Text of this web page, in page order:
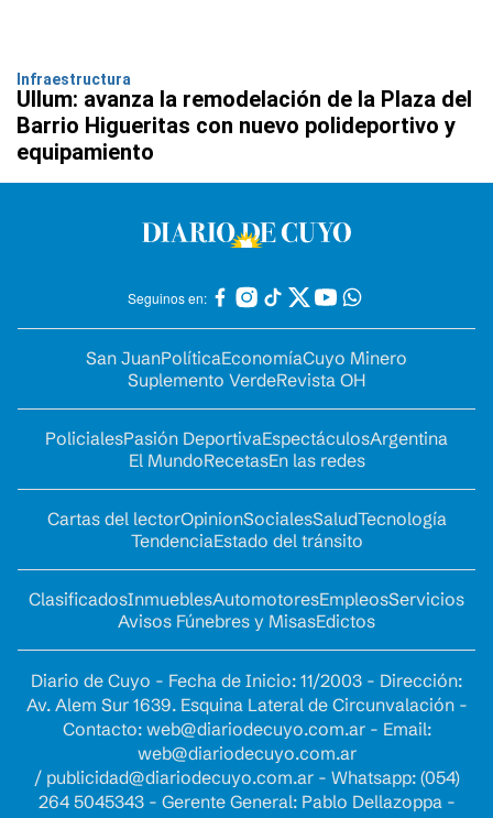
Infraestructura
Ullum: avanza la remodelación de la Plaza del
Barrio Higueritas con nuevo polideportivo y
equipamiento
Seguinos en:
San JuanPolíticaEconomíaCuyo Minero
Suplemento VerdeRevista OH
PolicialesPasión DeportivaEspectáculosArgentina
El MundoRecetasEn las redes
Cartas del lectorOpinionSocialesSaludTecnología
TendenciaEstado del tránsito
ClasificadosInmueblesAutomotoresEmpleosServicios
Avisos Fúnebres y MisasEdictos
Diario de Cuyo - Fecha de Inicio: 11/2003 - Dirección:
Av. Alem Sur 1639. Esquina Lateral de Circunvalación -
Contacto: web@diariodecuyo.com.ar- Email:
web@diariodecuyo.com.ar
/ publicidad@diariodecuyo.com.ar- Whatsapp: (054)
264 5045343 - Gerente General: Pablo Dellazoppa -